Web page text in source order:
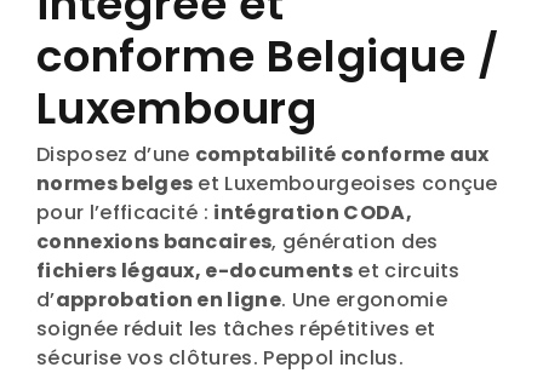
conforme Belgique /
Luxembourg
Disposez d’une comptabilité conforme aux
normes belges et Luxembourgeoises conçue
pour l’efficacité : intégration CODA,
connexions bancaires, génération des
fichiers légaux, e-documentset circuits
d’approbation en ligne. Une ergonomie
soignée réduit les tâches répétitives et
sécurise vos clôtures. Peppol inclus.